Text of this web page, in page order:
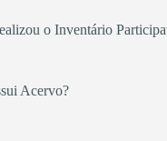
o Inventário
Acervo?